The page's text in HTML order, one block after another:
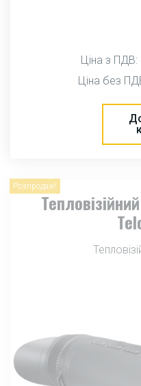
Ціна з ПДВ:
Ціна без
Розпродаж!